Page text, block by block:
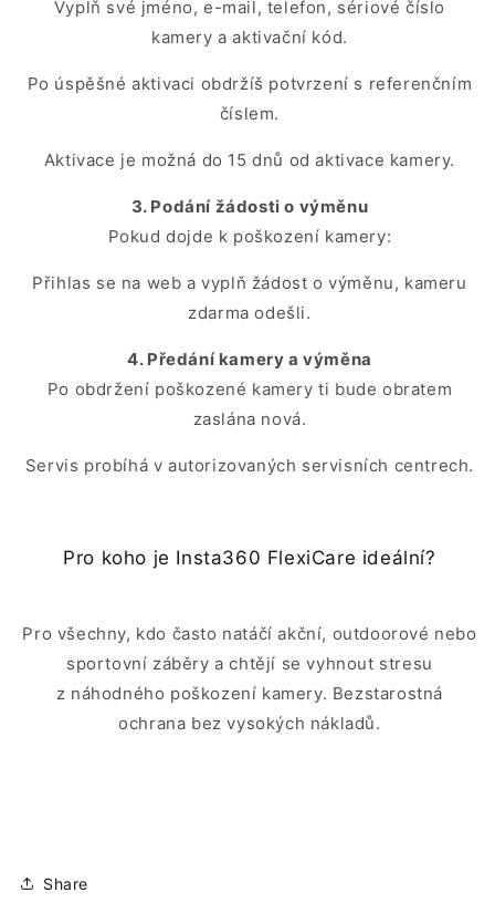
Vyplň své jméno, e-mail, telefon, sériové číslo
kamery a aktivační kód.
Po úspěšné aktivaci obdržíš potvrzení s referenčním
číslem.
Aktivace je možná do 15 dnů od aktivace kamery.
3. Podání žádosti o výměnu
Pokud dojde k poškození kamery:
Přihlas se na web a vyplň žádost o výměnu, kameru
zdarma odešli.
4. Předání kamery a výměna
Po obdržení poškozené kamery ti bude obratem
zaslána nová.
Servis probíhá v autorizovaných servisních centrech.
Pro koho je Insta360 FlexiCare ideální?
Pro všechny, kdo často natáčí akční, outdoorové nebo
sportovní záběry a chtějí se vyhnout stresu
z náhodného poškození kamery. Bezstarostná
ochrana bez vysokých nákladů.
Share